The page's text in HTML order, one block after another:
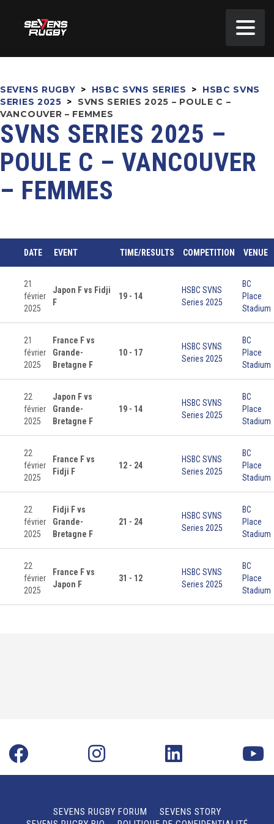
SEVENS RUGBY > HSBC SVNS SERIES >
HSBC SVNS
SERIES 2025 >
SVNS SERIES 2025 – POULE C –
VANCOUVER – FEMMES
SVNS SERIES 2025 –
POULE C – VANCOUVER
– FEMMES
DATE EVENT TIME/RESULTS COMPETITION VENUE
21
février
2025
Japon F vs Fidji
F
19 - 14
HSBC SVNS
Series 2025
BC
Place
Stadium
21
février
2025
France F vs
Grande-
Bretagne F
10 - 17
HSBC SVNS
Series 2025
BC
Place
Stadium
22
février
2025
Japon F vs
Grande-
Bretagne F
19 - 14
HSBC SVNS
Series 2025
BC
Place
Stadium
22
février
2025
France F vs
Fidji F
12 - 24
HSBC SVNS
Series 2025
BC
Place
Stadium
22
février
2025
Fidji F vs
Grande-
Bretagne F
21 - 24
HSBC SVNS
Series 2025
BC
Place
Stadium
22
février
2025
France F vs
Japon F
31 - 12
HSBC SVNS
Series 2025
BC
Place
Stadium
SEVENS RUGBY FORUM
SEVENS STORY